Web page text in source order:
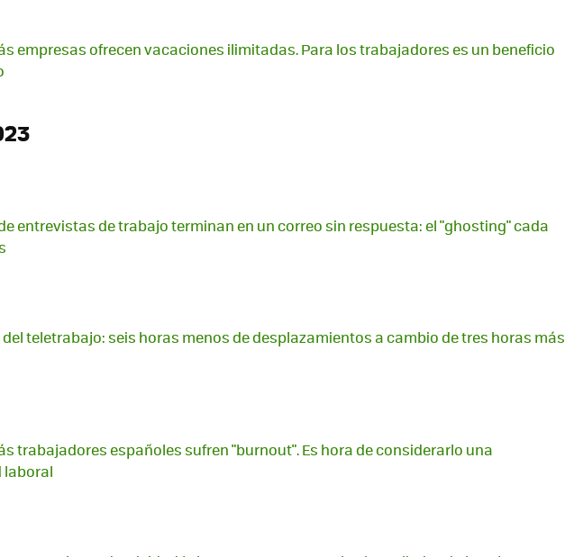
empresas ofrecen vacaciones ilimitadas. Para los trabajadores es un beneficio
entrevistas de trabajo terminan en un correo sin respuesta: el "ghosting" cada
teletrabajo: seis horas menos de desplazamientos a cambio de tres horas más
trabajadores españoles sufren "burnout". Es hora de considerarlo una
laboral